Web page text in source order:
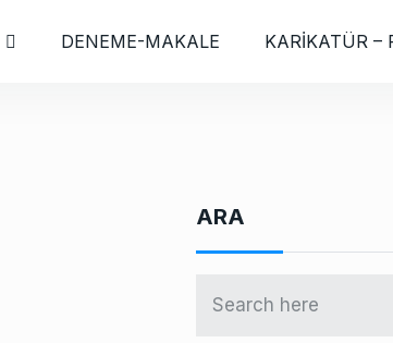
DENEME-MAKALE KARİKATÜR –
ARA